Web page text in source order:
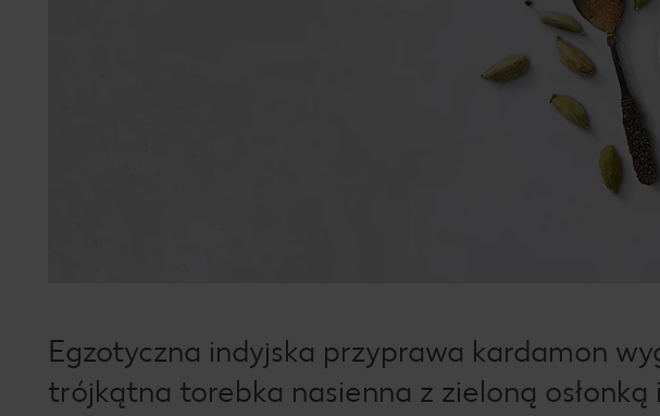
Egzotyczna indyjska przyprawa kardamon
trójkątna torebka nasienna z zieloną osłonką